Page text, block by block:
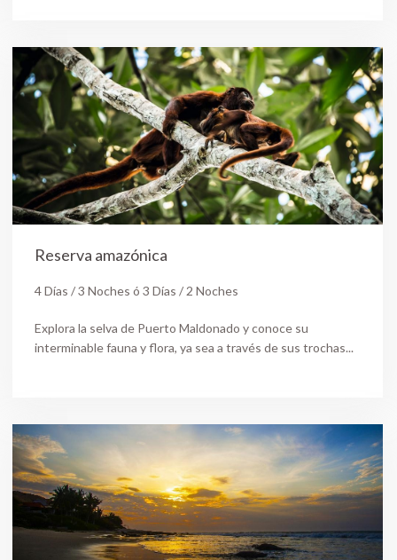
Reserva amazónica
4 Días / 3 Noches ó 3 Días / 2 Noches
Explora la selva de Puerto Maldonado y conoce su
interminable fauna y flora, ya sea a través de sus trochas...